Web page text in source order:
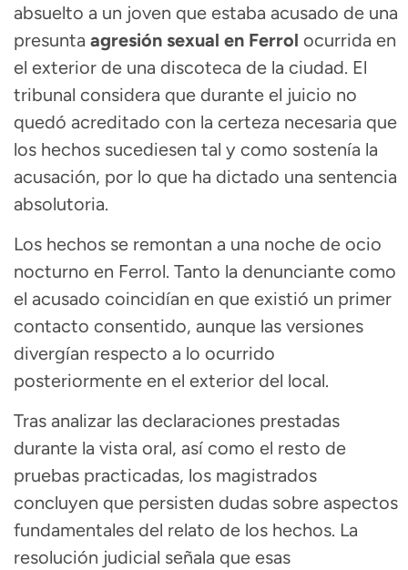
absuelto a un joven que estaba acusado de una
presunta agresión sexual en Ferrol ocurrida en
el exterior de una discoteca de la ciudad. El
tribunal considera que durante el juicio no
quedó acreditado con la certeza necesaria que
los hechos sucediesen tal y como sostenía la
acusación, por lo que ha dictado una sentencia
absolutoria.
Los hechos se remontan a una noche de ocio
nocturno en Ferrol. Tanto la denunciante como
el acusado coincidían en que existió un primer
contacto consentido, aunque las versiones
divergían respecto a lo ocurrido
posteriormente en el exterior del local.
Tras analizar las declaraciones prestadas
durante la vista oral, así como el resto de
pruebas practicadas, los magistrados
concluyen que persisten dudas sobre aspectos
fundamentales del relato de los hechos. La
resolución judicial señala que esas